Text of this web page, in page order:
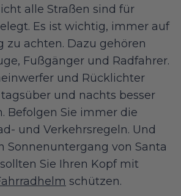
alle Straßen sind für
Es ist wichtig, immer auf
zu achten. Dazu gehören
Fußgänger und Radfahrer.
und Rücklichter
und nachts besser
Befolgen Sie immer die
und Verkehrsregeln. Und
Sonnenuntergang von Santa
Sie Ihren Kopf mit
schützen.